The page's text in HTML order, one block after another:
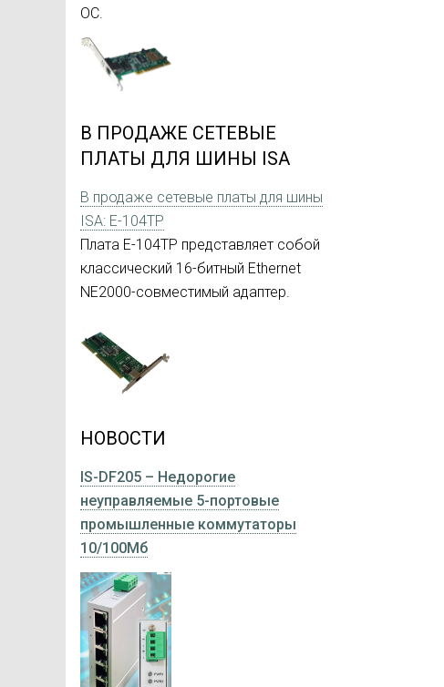
ОС.
В ПРОДАЖЕ СЕТЕВЫЕ
ПЛАТЫ ДЛЯ ШИНЫ ISA
В продаже сетевые платы для шины
ISA: E-104TP
Плата E-104TP представляет собой
классический 16-битный Ethernet
NE2000-совместимый адаптер.
НОВОСТИ
IS-DF205 – Недорогие
неуправляемые 5-портовые
промышленные коммутаторы
10/100Мб